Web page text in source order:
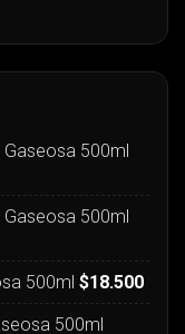
500ml
500ml
500ml $18.500
500ml